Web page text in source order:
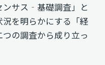
ンサス‐基礎調査」と
を明らかにする「経
の調査から成り立っ